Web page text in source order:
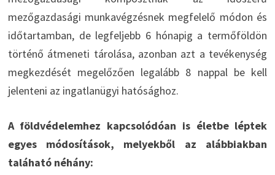
mezőgazdasági munkavégzésnek megfelelő módon és
időtartamban, de legfeljebb 6 hónapig a termőföldön
történő átmeneti tárolása, azonban azt a tevékenység
megkezdését megelőzően legalább 8 nappal be kell
jelenteni az ingatlanügyi hatósághoz.
A földvédelemhez kapcsolódóan is életbe léptek
egyes módosítások, melyekből az alábbiakban
taláható néhány: